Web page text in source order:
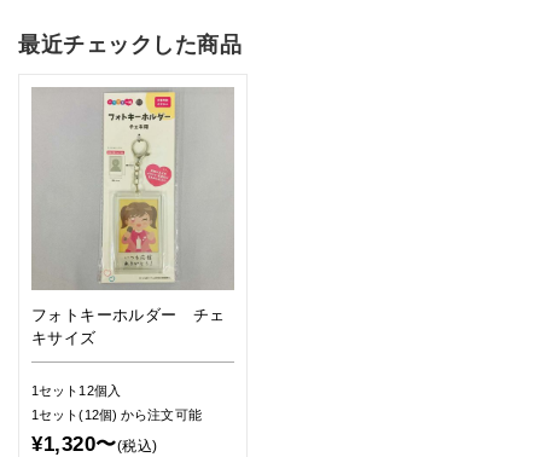
最近チェックした商品
フォトキーホルダー チェ
キサイズ
1セット12個入
1セット(12個)から注文可能
¥1,320〜(税込)